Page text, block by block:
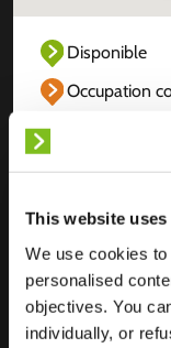
This website
We use cookies
personalised
objectives. You
individually, or
Disponible
Occupation